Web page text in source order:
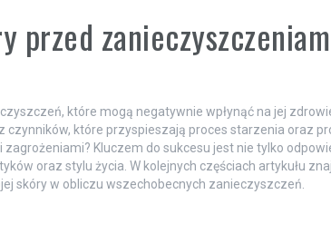
przed
które mogą negatywnie wpłynąć na jej
czynników, które przyspieszają proces starzenia oraz
Kluczem do sukcesu jest nie tylko
oraz stylu życia. W kolejnych częściach artykułu
skóry w obliczu wszechobecnych zanieczyszczeń.